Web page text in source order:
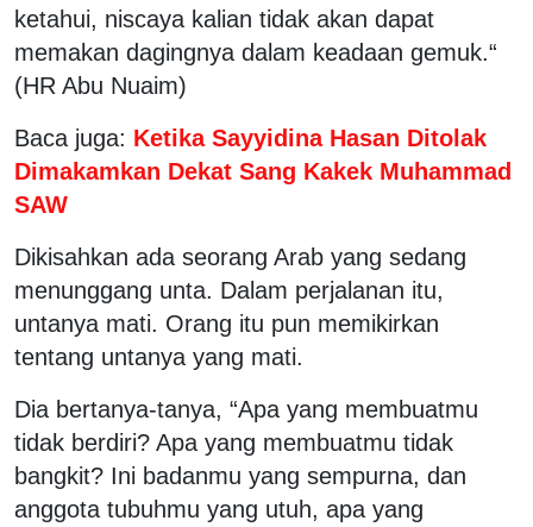
ketahui, niscaya kalian tidak akan dapat
memakan dagingnya dalam keadaan gemuk.“
(HR Abu Nuaim)
Baca juga: Ketika Sayyidina Hasan Ditolak
Dimakamkan Dekat Sang Kakek Muhammad
SAW
Dikisahkan ada seorang Arab yang sedang
menunggang unta. Dalam perjalanan itu,
untanya mati. Orang itu pun memikirkan
tentang untanya yang mati.
Dia bertanya-tanya, “Apa yang membuatmu
tidak berdiri? Apa yang membuatmu tidak
bangkit? Ini badanmu yang sempurna, dan
anggota tubuhmu yang utuh, apa yang